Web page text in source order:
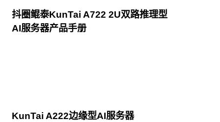
抖圈鲲泰KunTai A722 2U双路推理型
AI服务器产品手册
KunTai A222边缘型AI服务器